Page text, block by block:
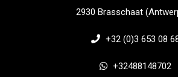
2930 Brasschaat
+32 (0)3 653 08
+32488148702